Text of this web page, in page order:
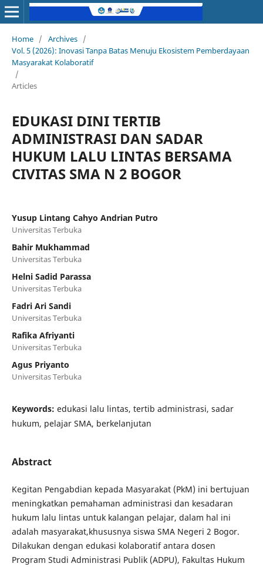
Home / Archives /
Vol. 5 (2026): Inovasi Tanpa Batas Menuju Ekosistem Pemberdayaan
Masyarakat Kolaboratif
/
Articles
EDUKASI DINI TERTIB
ADMINISTRASI DAN SADAR
HUKUM LALU LINTAS BERSAMA
CIVITAS SMA N 2 BOGOR
Yusup Lintang Cahyo Andrian Putro
Universitas Terbuka
Bahir Mukhammad
Universitas Terbuka
Helni Sadid Parassa
Universitas Terbuka
Fadri Ari Sandi
Universitas Terbuka
Rafika Afriyanti
Universitas Terbuka
Agus Priyanto
Universitas Terbuka
Keywords: edukasi lalu lintas, tertib administrasi, sadar
hukum, pelajar SMA, berkelanjutan
Abstract
Kegitan Pengabdian kepada Masyarakat (PkM) ini bertujuan
meningkatkan pemahaman administrasi dan kesadaran
hukum lalu lintas untuk kalangan pelajar, dalam hal ini
adalah masyarakat,khususnya siswa SMA Negeri 2 Bogor.
Dilakukan dengan edukasi kolaboratif antara dosen
Program Studi Administrasi Publik (ADPU), Fakultas Hukum